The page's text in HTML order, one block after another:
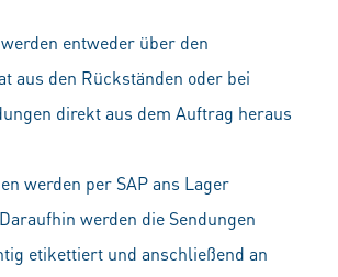
entweder über den
aus den Rückständen oder bei
direkt aus dem Auftrag heraus
werden per SAP ans Lager
werden die Sendungen
etikettiert und anschließend an